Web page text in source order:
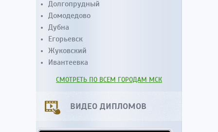
Долгопрудный
Домодедово
Дубна
Егорьевск
Жуковский
Ивантеевка
СМОТРЕТЬ ПО ВСЕМ ГОРОДАМ МСК
ВИДЕО ДИПЛОМОВ